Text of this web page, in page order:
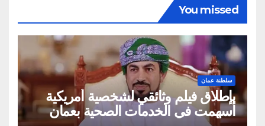
You missed
سلطنة عمان
بإطلاق فيلم وثائقي لشخصية أمريكية
أسهمت في الخدمات الصحية بعمان